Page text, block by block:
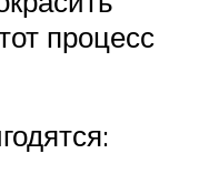
процесс